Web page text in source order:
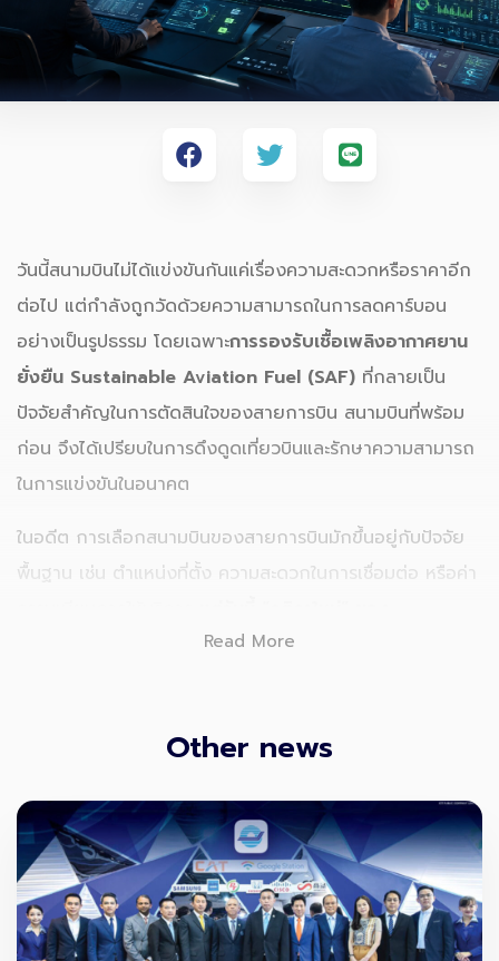
Read More
วันนี้สนามบินไม่ได้แข่งขันกันแค่เรื่องความสะดวกหรือราคาอีก
ต่อไป แต่กำลังถูกวัดด้วยความสามารถในการลดคาร์บอน
อย่างเป็นรูปธรรม โดยเฉพาะการรองรับเชื้อเพลิงอากาศยาน
ยั่งยืน Sustainable Aviation Fuel (SAF) ที่กลายเป็น
ปัจจัยสำคัญในการตัดสินใจของสายการบิน สนามบินที่พร้อม
ก่อน จึงได้เปรียบในการดึงดูดเที่ยวบินและรักษาความสามารถ
ในการแข่งขันในอนาคต
ในอดีต การเลือกสนามบินของสายการบินมักขึ้นอยู่กับปัจจัย
พื้นฐาน เช่น ตำแหน่งที่ตั้ง ความสะดวกในการเชื่อมต่อ หรือค่า
อุตสาหกรรมการบินกำลังเปลี่ยนไปอย่างมีนัยสำคัญ
แต่กลายเป็นว่า “สนามบินนี้ช่วยลดคาร์บอนได้จริงหรือไม่”
Fuel (SAF)หรือเชื้อเพลิงอากาศยานยั่งยืน
Other news